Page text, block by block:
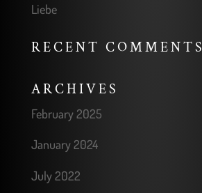
Liebe
RECENT COMMENTS
ARCHIVES
February 2025
January 2024
July 2022